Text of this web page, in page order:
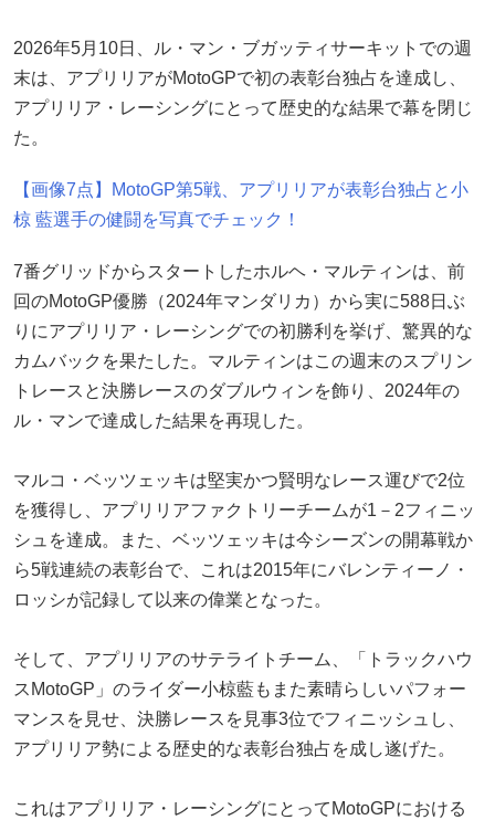
2026年5月10日、ル・マン・ブガッティサーキットでの週
末は、アプリリアがMotoGPで初の表彰台独占を達成し、
アプリリア・レーシングにとって歴史的な結果で幕を閉じ
た。
【画像7点】MotoGP第5戦、アプリリアが表彰台独占と小
椋 藍選手の健闘を写真でチェック！
7番グリッドからスタートしたホルヘ・マルティンは、前
回のMotoGP優勝（2024年マンダリカ）から実に588日ぶ
りにアプリリア・レーシングでの初勝利を挙げ、驚異的な
カムバックを果たした。マルティンはこの週末のスプリン
トレースと決勝レースのダブルウィンを飾り、2024年の
ル・マンで達成した結果を再現した。
マルコ・ベッツェッキは堅実かつ賢明なレース運びで2位
を獲得し、アプリリアファクトリーチームが1－2フィニッ
シュを達成。また、ベッツェッキは今シーズンの開幕戦か
ら5戦連続の表彰台で、これは2015年にバレンティーノ・
ロッシが記録して以来の偉業となった。
そして、アプリリアのサテライトチーム、「トラックハウ
スMotoGP」のライダー小椋藍もまた素晴らしいパフォー
マンスを見せ、決勝レースを見事3位でフィニッシュし、
アプリリア勢による歴史的な表彰台独占を成し遂げた。
これはアプリリア・レーシングにとってMotoGPにおける